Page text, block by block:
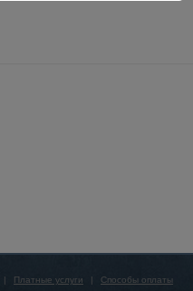
| Платные услуги | Способы оплаты